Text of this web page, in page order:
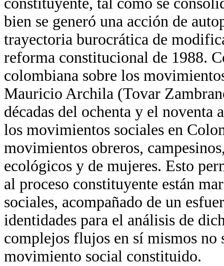
bien se generó una acción de
trayectoria burocrática de
reforma constitucional de 1988.
colombiana sobre los
Mauricio Archila (Tovar
décadas del ochenta y el
los movimientos sociales en
movimientos obreros,
ecológicos y de mujeres. Esto
al proceso constituyente están
sociales, acompañado de un
identidades para el análisis de
complejos flujos en sí mismos
movimiento social constituido.